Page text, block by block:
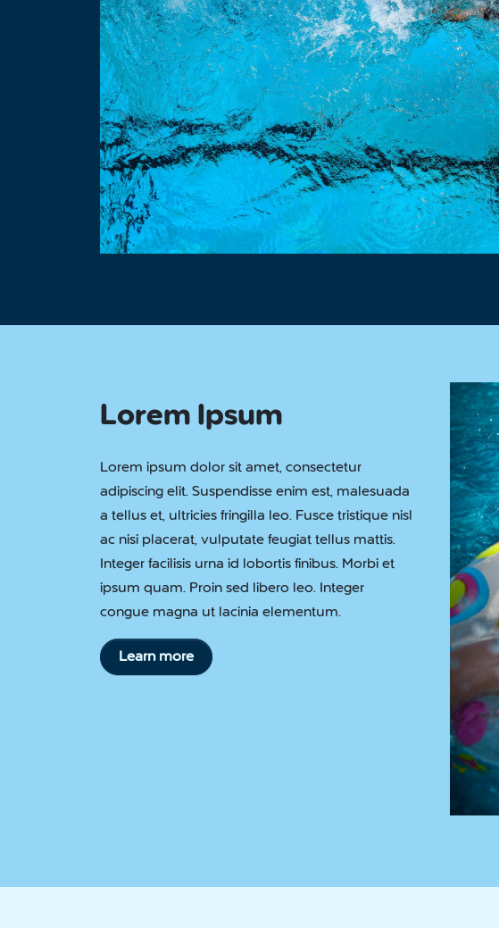
Lorem Ipsum
Lorem ipsum dolor sit amet, consectetur
adipiscing elit. Suspendisse enim est, malesuada
a tellus et, ultricies fringilla leo. Fusce tristique nisl
ac nisi placerat, vulputate feugiat tellus mattis.
Integer facilisis urna id lobortis finibus. Morbi et
ipsum quam. Proin sed libero leo. Integer
congue magna ut lacinia elementum.
Learn more